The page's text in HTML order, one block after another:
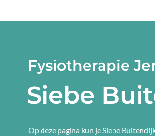
Fysiotherapie
Siebe
Op deze pagina kun je Siebe